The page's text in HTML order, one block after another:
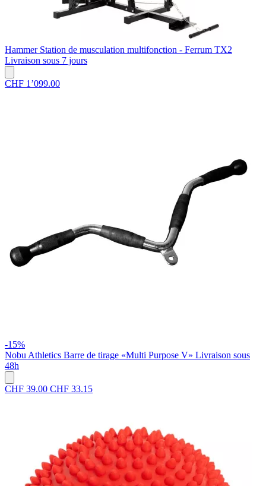
Hammer Station de musculation multifonction - Ferrum TX2
Livraison sous 7 jours
CHF 1’099.00
-15%
Nobu Athletics Barre de tirage «Multi Purpose V» Livraison sous
48h
CHF 39.00 CHF 33.15